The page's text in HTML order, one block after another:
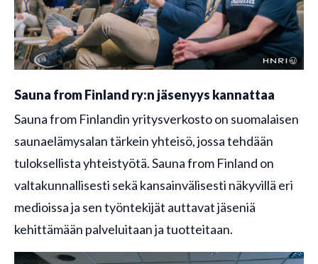
Sauna from Finland ry:n jäsenyys kannattaa
Sauna from Finlandin yritysverkosto on suomalaisen
saunaelämysalan tärkein yhteisö, jossa tehdään
tuloksellista yhteistyötä. Sauna from Finland on
valtakunnallisesti sekä kansainvälisesti näkyvillä eri
medioissa ja sen työntekijät auttavat jäseniä
kehittämään palveluitaan ja tuotteitaan.